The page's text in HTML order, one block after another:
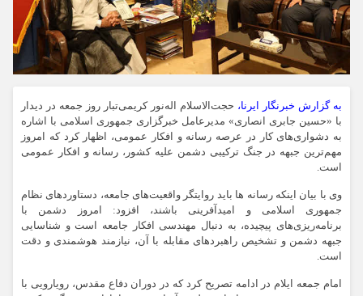
به گزارش خبرنگار ایرنا، حجت‌الاسلام اله‌نور کریمی‌تبار روز جمعه در دیدار
با «حسین جابری انصاری» مدیرعامل خبرگزاری جمهوری اسلامی با اشاره
به دشواری‌های کار در عرصه رسانه و افکار عمومی، اظهار کرد که امروز
مهم‌ترین جبهه در جنگ ترکیبی دشمن علیه کشور، رسانه و افکار عمومی
است.
وی با بیان اینکه رسانه ها باید روایتگر واقعیت‌های جامعه، دستاوردهای نظام
جمهوری اسلامی و امیدآفرینی باشند، افزود: امروز دشمن با
برنامه‌ریزی‌های پیچیده، به دنبال مهندسی افکار جامعه است و شناسایی
جبهه دشمن و تشخیص راهبردهای مقابله با آن، نیازمند هوشمندی و دقت
است.
امام جمعه ایلام در ادامه تصریح کرد که در دوران دفاع مقدس، رویارویی با